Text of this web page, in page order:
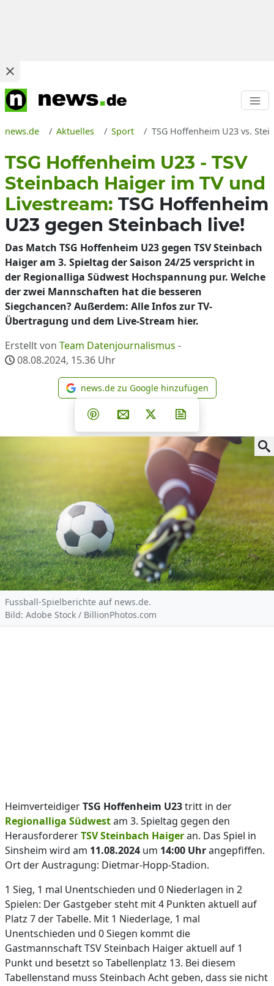
news.de Aktuelles Sport TSG Hoffenheim U23 vs.
TSG Hoffenheim U23 - TSV
Steinbach Haiger im TV und
Livestream: TSG Hoffenheim
U23 gegen Steinbach live!
Das Match TSG Hoffenheim U23 gegen TSV Steinbach
Haiger am 3. Spieltag der Saison 24/25 verspricht in
der Regionalliga Südwest Hochspannung pur. Welche
der zwei Mannschaften hat die besseren
Siegchancen? Außerdem: Alle Infos zur TV-
Übertragung und dem Live-Stream hier.
Erstellt von Team Datenjournalismus -
08.08.2024, 15.36 Uhr
news.de zu Google
news.de zu Google hinzufügen
Teilen auf Facebook
Teilen auf Whatsapp
Teilen auf Telegram
Teilen auf Pinterest
Per E-Mail teilen
Post auf X
Fussball-Spielberichte auf news.de.
Bild: Adobe Stock / BillionPhotos.com
HeimverteidigerTSG Hoffenheim U23tritt in der
Regionalliga Südwestam 3. Spieltag gegen den
HerausfordererTSV Steinbach Haigeran. Das Spiel in
Sinsheim wird am 11.08.2024 um 14:00 Uhrangepfiffen.
Ort der Austragung: Dietmar-Hopp-Stadion.
1 Sieg, 1 mal Unentschieden und 0 Niederlagen in 2
Spielen: Der Gastgeber steht mit 4 Punkten aktuell auf
Platz 7 der Tabelle. Mit 1 Niederlage, 1 mal
Unentschieden und 0 Siegen kommt die
Gastmannschaft TSV Steinbach Haiger aktuell auf 1
Punkt und besetzt so Tabellenplatz 13. Bei diesem
Tabellenstand muss Steinbach Acht geben, dass sie nicht